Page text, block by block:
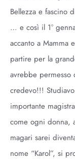
Bellezza e fascino
… e così il 1°
accanto a Mamma
partire per la
avrebbe
credevo!!!
importante
come ogni donna,
magari sarei
nome “Karol”, si